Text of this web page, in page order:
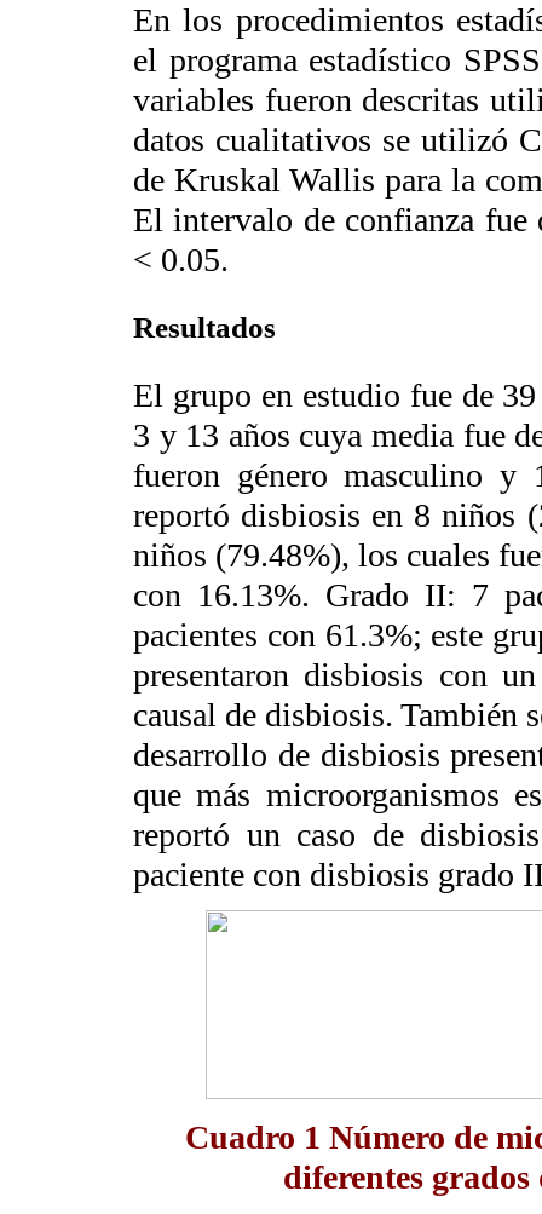
En los procedimientos
el programa estadístico
variables fueron descritas
datos cualitativos se utilizó
de Kruskal Wallis para la
El intervalo de confianza fue
< 0.05.
Resultados
El grupo en estudio fue de
3 y 13 años cuya media fue
fueron género masculino y
reportó disbiosis en 8 niños
niños (79.48%), los cuales
con 16.13%. Grado II: 7
pacientes con 61.3%; este
presentaron disbiosis con
causal de disbiosis. También
desarrollo de disbiosis
que más microorganismos
reportó un caso de
paciente con disbiosis grado
Cuadro 1 Número de
diferentes